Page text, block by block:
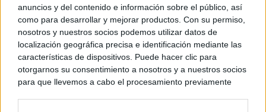
anuncios y del contenido e información sobre el público, así
como para desarrollar y mejorar productos. Con su permiso,
nosotros y nuestros socios podemos utilizar datos de
localización geográfica precisa e identificación mediante las
características de dispositivos. Puede hacer clic para
otorgarnos su consentimiento a nosotros y a nuestros socios
para que llevemos a cabo el procesamiento previamente